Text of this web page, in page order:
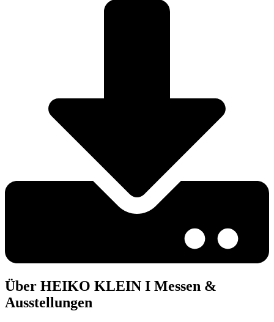
Über HEIKO KLEIN I Messen &
Ausstellungen